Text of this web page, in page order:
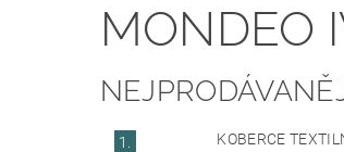
MONDEO
1. KOBERCE